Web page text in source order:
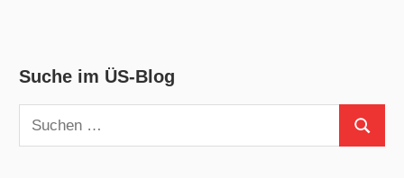
Suche im ÜS-Blog
Suchen
nach:
Suchen